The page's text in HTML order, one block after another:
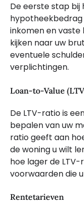
De eerste stap bij
hypotheekbedrag
inkomen en vaste
kijken naar uw
eventuele
verplichtingen.
Loan-to-Value
De LTV-ratio is
bepalen van uw
ratio geeft aan
de woning u wilt
hoe lager de
voorwaarden die
Rentetarieven